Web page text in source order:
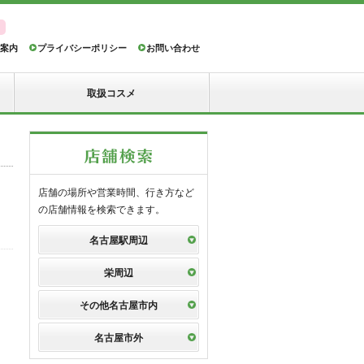
内 プライバシーポリシー お問い合わせ
取扱コスメ
店舗の場所や営業時間、行き方など
の店舗情報を検索できます。
名古屋駅周辺
栄周辺
その他名古屋市内
名古屋市外